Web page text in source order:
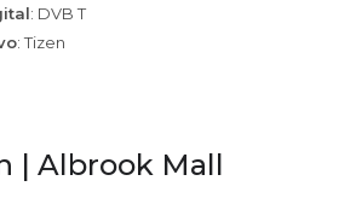
: DVB T
: Tizen
| Albrook Mall